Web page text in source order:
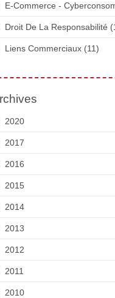
E-Commerce -
Droit De La Responsabilité
Liens Commerciaux (11)
2020
2017
2016
2015
2014
2013
2012
2011
2010